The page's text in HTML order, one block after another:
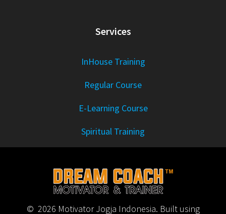
Services
InHouse Training
Regular Course
E-Learning Course
Spiritual Training
© 2026 Motivator Jogja Indonesia. Built using